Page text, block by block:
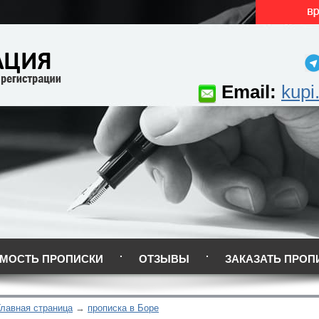
Email:
ПРОПИСКИ ОТЗЫВЫ ЗАКАЗАТЬ
страница прописка в Боре